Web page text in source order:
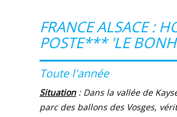
FRANCE ALSACE :
POSTE*** 'LE
Toute l'année
Situation: Dans la vallée de
parc des ballons des Vosges,